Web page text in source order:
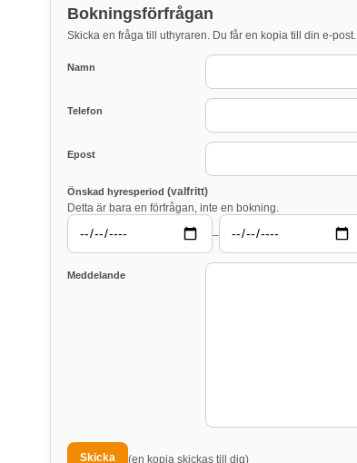
Bokningsförfrågan
Skicka en fråga till uthyraren. Du får en kopia till din e-post.
Namn
Telefon
Epost
Önskad hyresperiod (valfritt)
Detta är bara en förfrågan, inte en bokning.
–
Meddelande
(en kopia skickas till dig)